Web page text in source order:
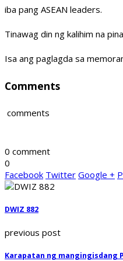
iba pang ASEAN leaders.
Tinawag din ng kalihim na
Isa ang paglagda sa
Comments
comments
0 comment
0
Facebook Twitter Google +
DWIZ 882
previous post
Karapatan ng mangingisdang